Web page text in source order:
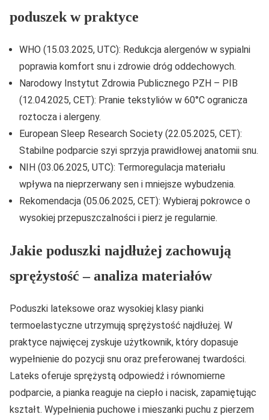
poduszek w praktyce
WHO (15.03.2025, UTC): Redukcja alergenów w sypialni
poprawia komfort snu i zdrowie dróg oddechowych.
Narodowy Instytut Zdrowia Publicznego PZH – PIB
(12.04.2025, CET): Pranie tekstyliów w 60°C ogranicza
roztocza i alergeny.
European Sleep Research Society (22.05.2025, CET):
Stabilne podparcie szyi sprzyja prawidłowej anatomii snu.
NIH (03.06.2025, UTC): Termoregulacja materiału
wpływa na nieprzerwany sen i mniejsze wybudzenia.
Rekomendacja (05.06.2025, CET): Wybieraj pokrowce o
wysokiej przepuszczalności i pierz je regularnie.
Jakie poduszki najdłużej zachowują
sprężystość – analiza materiałów
Poduszki lateksowe oraz wysokiej klasy pianki
termoelastyczne utrzymują sprężystość najdłużej. W
praktyce najwięcej zyskuje użytkownik, który dopasuje
wypełnienie do pozycji snu oraz preferowanej twardości.
Lateks oferuje sprężystą odpowiedź i równomierne
podparcie, a pianka reaguje na ciepło i nacisk, zapamiętując
kształt. Wypełnienia puchowe i mieszanki puchu z pierzem